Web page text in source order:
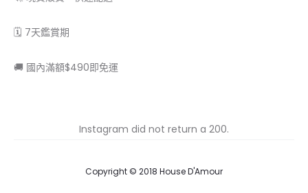
🗓 7天鑑賞期
🚚 國內滿額$490即免運
Instagram did not return a 200.
Copyright © 2018 House D'Amour